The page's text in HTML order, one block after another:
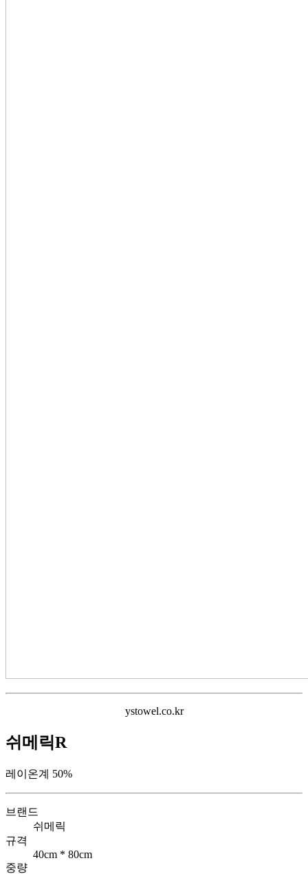
ystowel.co.kr
쉬메릭R
레이온계 50%
브랜드
쉬메릭
규격
40cm * 80cm
중량